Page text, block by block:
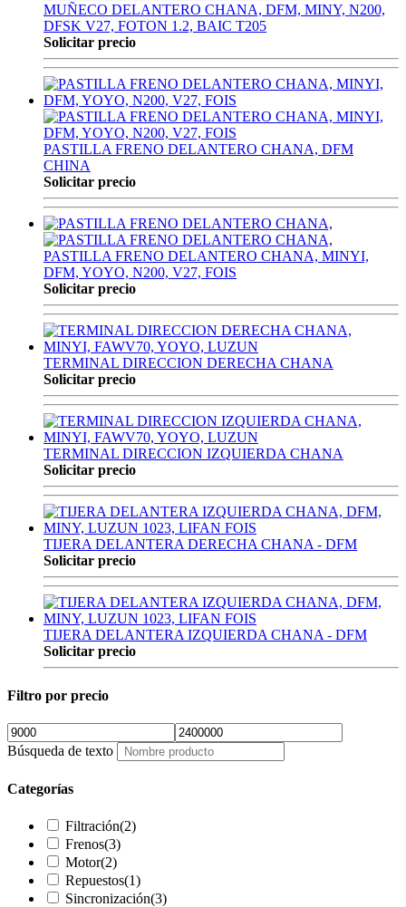
MUÑECO DELANTERO CHANA, DFM, MINY, N200,
DFSK V27, FOTON 1.2, BAIC T205
Solicitar precio
PASTILLA FRENO DELANTERO CHANA, DFM
CHINA
Solicitar precio
PASTILLA FRENO DELANTERO CHANA, MINYI,
DFM, YOYO, N200, V27, FOIS
Solicitar precio
TERMINAL DIRECCION DERECHA CHANA
Solicitar precio
TERMINAL DIRECCION IZQUIERDA CHANA
Solicitar precio
TIJERA DELANTERA DERECHA CHANA - DFM
Solicitar precio
TIJERA DELANTERA IZQUIERDA CHANA - DFM
Solicitar precio
Filtro por precio
Búsqueda de texto
Categorías
Filtración(2)
Frenos(3)
Motor(2)
Repuestos(1)
Sincronización(3)